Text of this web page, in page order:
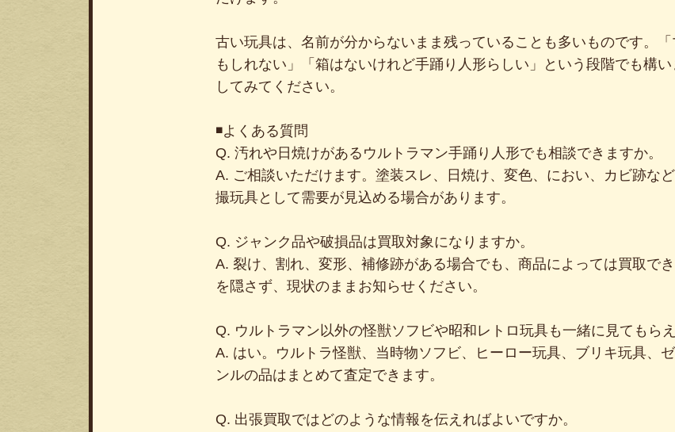
古い玩具は、名前が分からないまま残っていることも多いものです。
もしれない」「箱はないけれど手踊り人形らしい」という段階でも構
してみてください。
◾️よくある質問
Q. 汚れや日焼けがあるウルトラマン手踊り人形でも相談できますか。
A. ご相談いただけます。塗装スレ、日焼け、変色、におい、カビ跡な
撮玩具として需要が見込める場合があります。
Q. ジャンク品や破損品は買取対象になりますか。
A. 裂け、割れ、変形、補修跡がある場合でも、商品によっては買取で
を隠さず、現状のままお知らせください。
Q. ウルトラマン以外の怪獣ソフビや昭和レトロ玩具も一緒に見てもらえ
A. はい。ウルトラ怪獣、当時物ソフビ、ヒーロー玩具、ブリキ玩具、
ンルの品はまとめて査定できます。
Q. 出張買取ではどのような情報を伝えればよいですか。